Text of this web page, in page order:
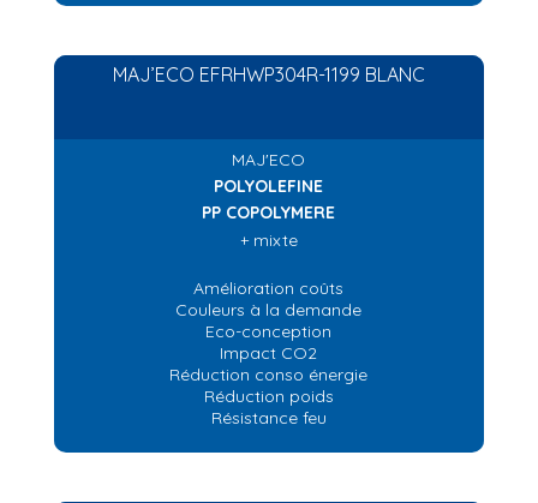
MAJ’ECO EFRHWP304R-1199 BLANC
MAJ'ECO
POLYOLEFINE
PP COPOLYMERE
+ mixte
Amélioration coûts
Couleurs à la demande
Eco-conception
Impact CO2
Réduction conso énergie
Réduction poids
Résistance feu